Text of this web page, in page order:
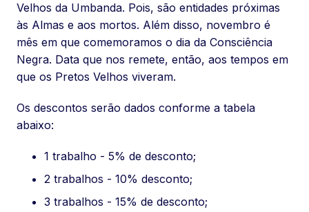
Velhos da Umbanda. Pois, são entidades próximas
às Almas e aos mortos. Além disso, novembro é
mês em que comemoramos o dia da Consciência
Negra. Data que nos remete, então, aos tempos em
que os Pretos Velhos viveram.
Os descontos serão dados conforme a tabela
abaixo:
1 trabalho - 5% de desconto;
2 trabalhos - 10% desconto;
3 trabalhos - 15% de desconto;